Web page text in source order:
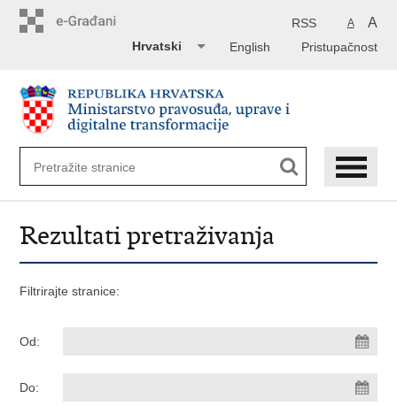
A A
RSS
Pristupačnost
English
Hrvatski
Rezultati pretraživanja
Filtrirajte stranice:
Od:
Do: